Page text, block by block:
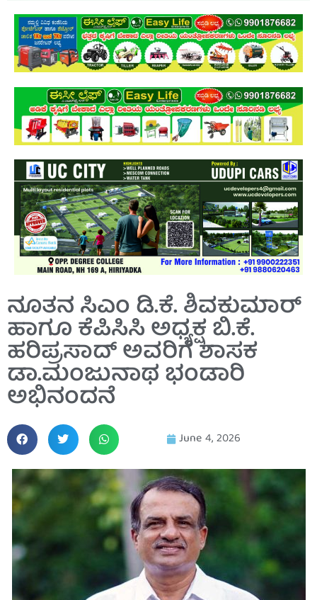
ನೂತನ ಸಿಎಂ ಡಿ.ಕೆ. ಶಿವಕುಮಾರ್
ಹಾಗೂ ಕೆಪಿಸಿಸಿ ಅಧ್ಯಕ್ಷ ಬಿ.ಕೆ.
ಹರಿಪ್ರಸಾದ್‌ ಅವರಿಗೆ ಶಾಸಕ
ಡಾ.ಮಂಜುನಾಥ ಭಂಡಾರಿ
ಅಭಿನಂದನೆ
June 4, 2026